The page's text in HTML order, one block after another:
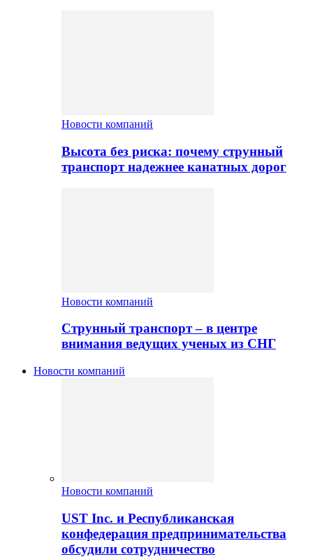
Новости компаний
Высота без риска: почему струнный
транспорт надежнее канатных дорог
Новости компаний
Струнный транспорт – в центре
внимания ведущих ученых из СНГ
Новости компаний
Новости компаний
UST Inc. и Республиканская
конфедерация предпринимательства
обсудили сотрудничество